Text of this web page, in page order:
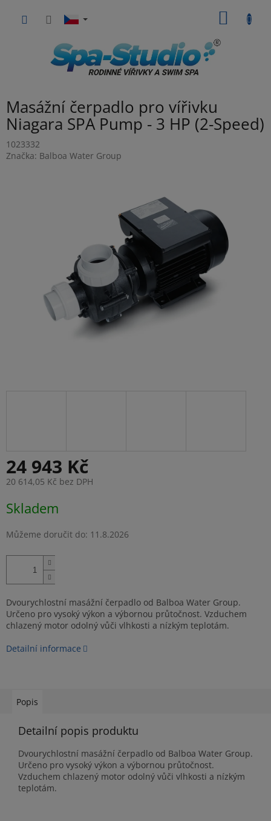
Masážní čerpadlo pro vířivku
Niagara SPA Pump - 3 HP (2-Speed)
1023332
Značka: Balboa Water Group
24 943 Kč
20 614,05 Kč bez DPH
cena:
Skladem
Můžeme doručit do: 11.8.2026
Dvourychlostní masážní čerpadlo od Balboa Water Group.
Určeno pro vysoký výkon a výbornou průtočnost. Vzduchem
chlazený motor odolný vůči vlhkosti a nízkým teplotám.
Detailní informace
Popis
Detailní popis produktu
Dvourychlostní masážní čerpadlo od Balboa Water Group.
Určeno pro vysoký výkon a výbornou průtočnost.
Vzduchem chlazený motor odolný vůči vlhkosti a nízkým
teplotám.